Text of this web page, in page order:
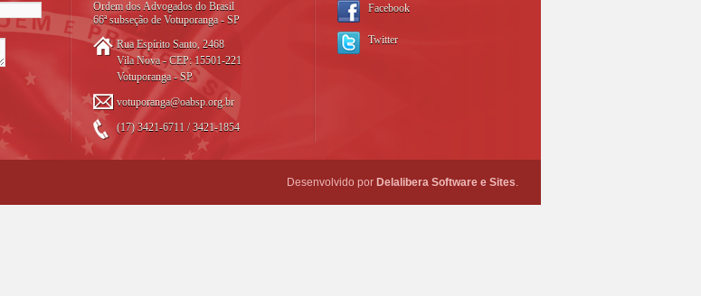
Ordem dos Advogados do Brasil
66ª subseção de Votuporanga - SP
Rua Espírito Santo, 2468
Vila Nova - CEP: 15501-221
Votuporanga - SP
votuporanga@oabsp.org.br
(17) 3421-6711 / 3421-1854
Facebook
Twitter
Desenvolvido por Delalibera Software e Sites.